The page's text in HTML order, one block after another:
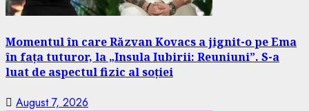
Momentul în care Răzvan Kovacs a jignit-o pe Ema
în fața tuturor, la „Insula Iubirii: Reuniuni”. S-a
luat de aspectul fizic al soției
August 7, 2026